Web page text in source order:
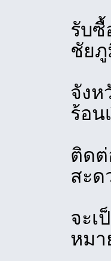
รับซื้
ชัยภู
จังห
ร้อน
ติดต่
สะด
จะเ
หมา